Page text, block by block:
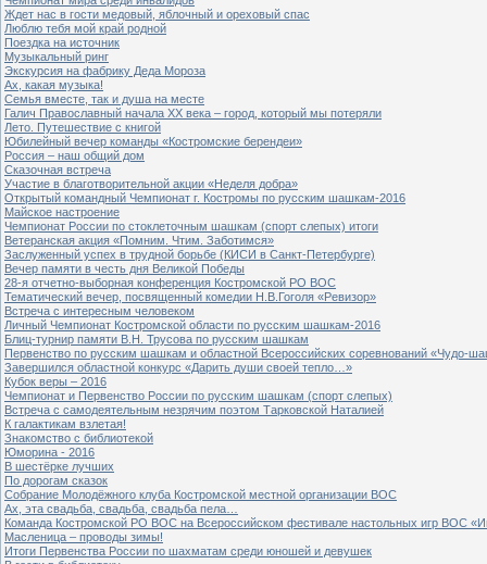
Ждет нас в гости медовый, яблочный и ореховый спас
Люблю тебя мой край родной
Поездка на источник
Музыкальный ринг
Экскурсия на фабрику Деда Мороза
Ах, какая музыка!
Семья вместе, так и душа на месте
Галич Православный начала ХХ века – город, который мы потеряли
Лето. Путешествие с книгой
Юбилейный вечер команды «Костромские берендеи»
Россия – наш общий дом
Сказочная встреча
Участие в благотворительной акции «Неделя добра»
Открытый командный Чемпионат г. Костромы по русским шашкам-2016
Майское настроение
Чемпионат России по стоклеточным шашкам (спорт слепых) итоги
Ветеранская акция «Помним. Чтим. Заботимся»
Заслуженный успех в трудной борьбе (КИСИ в Санкт-Петербурге)
Вечер памяти в честь дня Великой Победы
28-я отчетно-выборная конференция Костромской РО ВОС
Тематический вечер, посвященный комедии Н.В.Гоголя «Ревизор»
Встреча с интересным человеком
Личный Чемпионат Костромской области по русским шашкам-2016
Блиц-турнир памяти В.Н. Трусова по русским шашкам
Первенство по русским шашкам и областной Всероссийских соревнований «Чудо-
Завершился областной конкурс «Дарить души своей тепло…»
Кубок веры – 2016
Чемпионат и Первенство России по русским шашкам (спорт слепых)
Встреча с самодеятельным незрячим поэтом Тарковской Наталией
К галактикам взлетая!
Знакомство с библиотекой
Юморина - 2016
В шестёрке лучших
По дорогам сказок
Собрание Молодёжного клуба Костромской местной организации ВОС
Ах, эта свадьба, свадьба, свадьба пела…
Команда Костромской РО ВОС на Всероссийском фестивале настольных игр ВОС
Масленица – проводы зимы!
Итоги Первенства России по шахматам среди юношей и девушек